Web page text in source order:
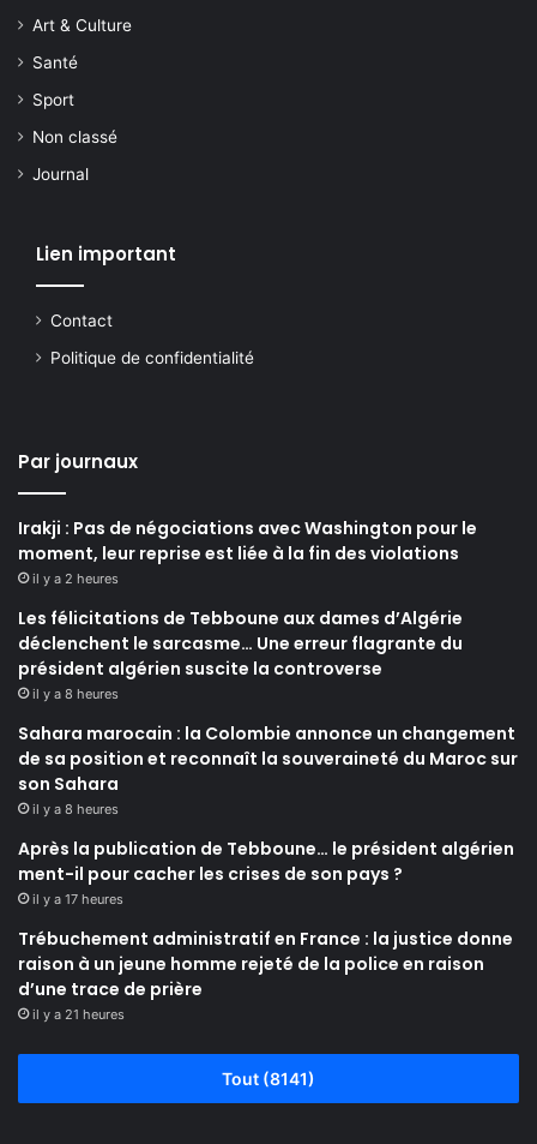
Art & Culture
Santé
Sport
Non classé
Journal
Lien important
Contact
Politique de confidentialité
Par journaux
Irakji : Pas de négociations avec Washington pour le
moment, leur reprise est liée à la fin des violations
il y a 2 heures
Les félicitations de Tebboune aux dames d’Algérie
déclenchent le sarcasme… Une erreur flagrante du
président algérien suscite la controverse
il y a 8 heures
Sahara marocain : la Colombie annonce un changement
de sa position et reconnaît la souveraineté du Maroc sur
son Sahara
il y a 8 heures
Après la publication de Tebboune… le président algérien
ment-il pour cacher les crises de son pays ?
il y a 17 heures
Trébuchement administratif en France : la justice donne
raison à un jeune homme rejeté de la police en raison
d’une trace de prière
il y a 21 heures
Tout (8141)